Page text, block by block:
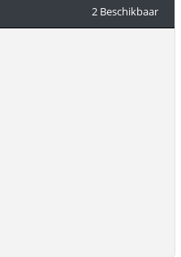
2 Beschikbaar